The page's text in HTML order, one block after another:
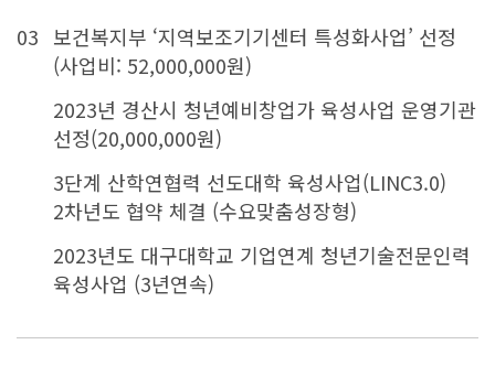
03 보건복지부 ‘지역보조기기센터 특성화사업’ 선정
(사업비: 52,000,000원)
2023년 경산시 청년예비창업가 육성사업 운영기관
선정(20,000,000원)
3단계 산학연협력 선도대학 육성사업(LINC3.0)
2차년도 협약 체결 (수요맞춤성장형)
2023년도 대구대학교 기업연계 청년기술전문인력
육성사업 (3년연속)